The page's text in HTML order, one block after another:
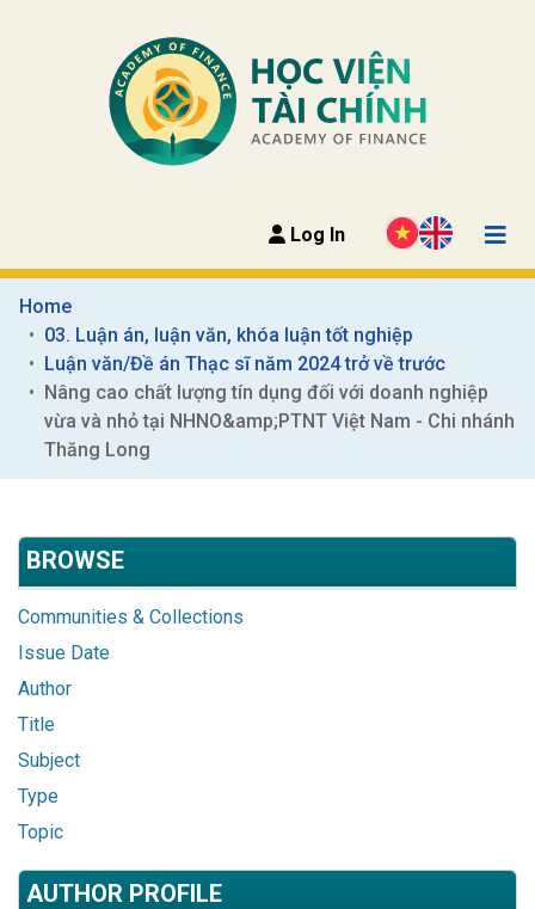
Log In
Home
03. Luận án, luận văn, khóa luận tốt nghiệp
Luận văn/Đề án Thạc sĩ năm 2024 trở về trước
Nâng cao chất lượng tín dụng đối với doanh nghiệp
vừa và nhỏ tại NHNO&amp;PTNT Việt Nam - Chi nhánh
Thăng Long
BROWSE
Communities & Collections
Issue Date
Author
Title
Subject
Type
Topic
AUTHOR PROFILE